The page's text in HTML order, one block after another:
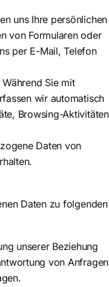
uns Ihre persönlichen
von Formularen oder
per E-Mail, Telefon
Während Sie mit
wir automatisch
Browsing-Aktivitäten
Daten von
Daten zu folgenden
unserer Beziehung
von Anfragen